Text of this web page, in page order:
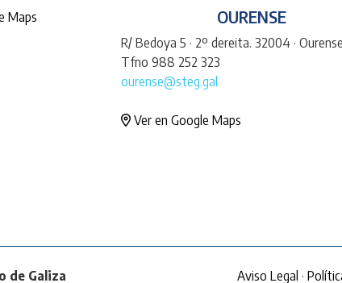
Maps OURENSE
R/ Bedoya 5 · 2º dereita. 32004 · Ourense
Tfno 988 252 323
ourense@steg.gal
Ver en Google Maps
de Galiza Aviso Legal ·